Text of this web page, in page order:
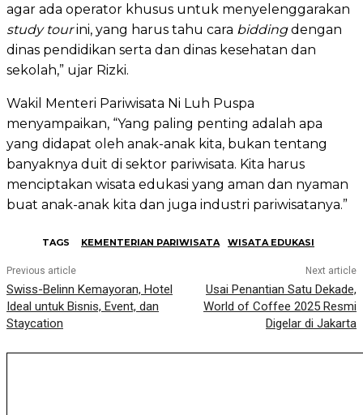
agar ada operator khusus untuk menyelenggarakan
study tourini, yang harus tahu cara biddingdengan
dinas pendidikan serta dan dinas kesehatan dan
sekolah,” ujar Rizki.
Wakil Menteri Pariwisata Ni Luh Puspa
menyampaikan, “Yang paling penting adalah apa
yang didapat oleh anak-anak kita, bukan tentang
banyaknya duit di sektor pariwisata. Kita harus
menciptakan wisata edukasi yang aman dan nyaman
buat anak-anak kita dan juga industri pariwisatanya.”
TAGS KEMENTERIAN PARIWISATA WISATA EDUKASI
Previous article
Swiss-Belinn Kemayoran, Hotel
Ideal untuk Bisnis, Event, dan
Staycation
Next article
Usai Penantian Satu Dekade,
World of Coffee 2025 Resmi
Digelar di Jakarta